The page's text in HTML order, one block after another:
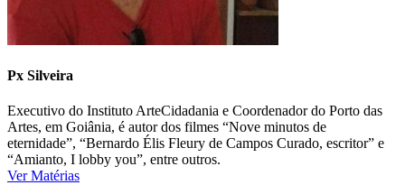
Px Silveira
Executivo do Instituto ArteCidadania e Coordenador do Porto das
Artes, em Goiânia, é autor dos filmes “Nove minutos de
eternidade”, “Bernardo Élis Fleury de Campos Curado, escritor” e
“Amianto, I lobby you”, entre outros.
Ver Matérias